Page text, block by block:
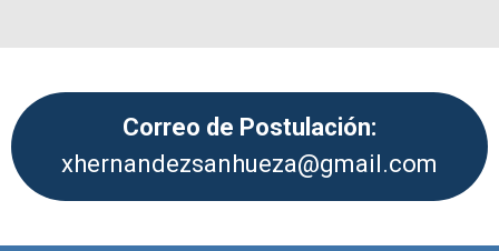
Correo de Postulación:
xhernandezsanhueza@gmail.com